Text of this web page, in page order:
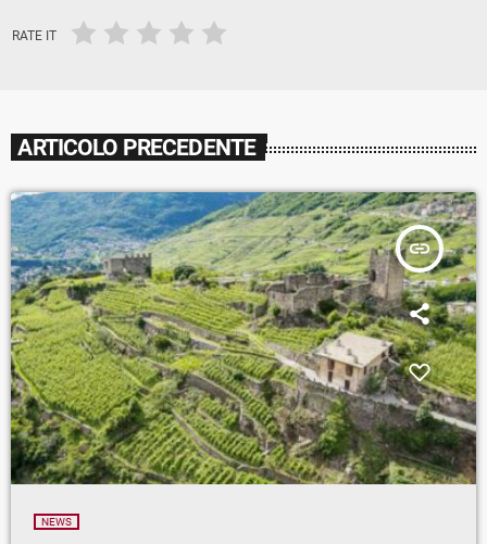
RATE IT
ARTICOLO PRECEDENTE
insert_link
NEWS